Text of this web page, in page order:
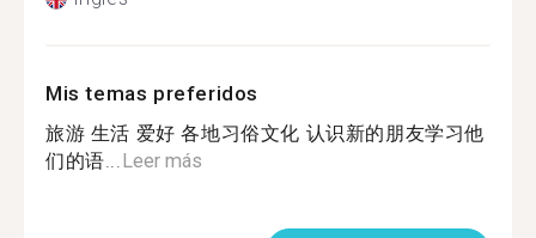
Mis temas preferidos
旅游 生活 爱好 各地习俗文化 认识新的朋友学习他
们的语...Leer más